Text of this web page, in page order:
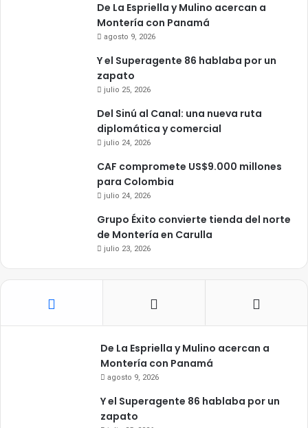
De La Espriella y Mulino acercan a
Montería con Panamá
agosto 9, 2026
Y el Superagente 86 hablaba por un
zapato
julio 25, 2026
Del Sinú al Canal: una nueva ruta
diplomática y comercial
julio 24, 2026
CAF compromete US$9.000 millones
para Colombia
julio 24, 2026
Grupo Éxito convierte tienda del norte
de Montería en Carulla
julio 23, 2026
De La Espriella y Mulino acercan a
Montería con Panamá
agosto 9, 2026
Y el Superagente 86 hablaba por un
zapato